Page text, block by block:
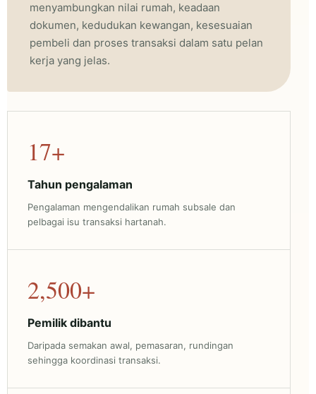
menyambungkan nilai rumah, keadaan
dokumen, kedudukan kewangan, kesesuaian
pembeli dan proses transaksi dalam satu pelan
kerja yang jelas.
17+
Tahun pengalaman
Pengalaman mengendalikan rumah subsale dan
pelbagai isu transaksi hartanah.
2,500+
Pemilik dibantu
Daripada semakan awal, pemasaran, rundingan
sehingga koordinasi transaksi.